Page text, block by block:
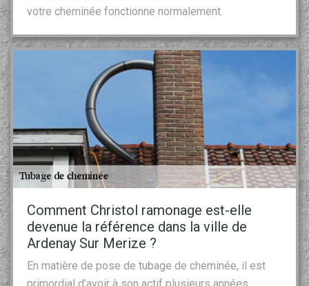
votre cheminée fonctionne normalement.
Comment Christol ramonage est-elle
devenue la référence dans la ville de
Ardenay Sur Merize ?
En matière de pose de tubage de cheminée, il est
primordial d’avoir à son actif plusieurs années